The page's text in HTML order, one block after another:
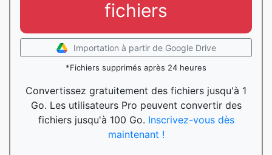
fichiers
Importation à partir de Google Drive
*Fichiers supprimés après 24 heures
Convertissez gratuitement des fichiers jusqu'à 1
Go. Les utilisateurs Pro peuvent convertir des
fichiers jusqu'à 100 Go. Inscrivez-vous dès
maintenant !